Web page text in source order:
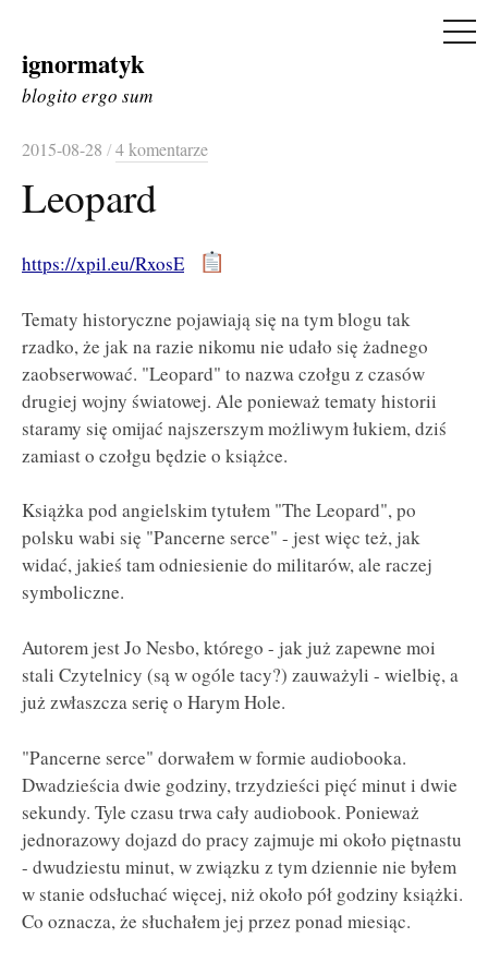
Skip
to
ignormatyk
blogito ergo sum
2015-08-28 /4 komentarze
Leopard
https://xpil.eu/RxosE
Tematy historyczne pojawiają się na tym blogu tak
rzadko, że jak na razie nikomu nie udało się żadnego
zaobserwować. "Leopard" to nazwa czołgu z czasów
drugiej wojny światowej. Ale ponieważ tematy historii
staramy się omijać najszerszym możliwym łukiem, dziś
zamiast o czołgu będzie o książce.
Książka pod angielskim tytułem "The Leopard", po
polsku wabi się "Pancerne serce" - jest więc też, jak
widać, jakieś tam odniesienie do militarów, ale raczej
symboliczne.
Autorem jest Jo Nesbo, którego - jak już zapewne moi
stali Czytelnicy (są w ogóle tacy?) zauważyli - wielbię, a
już zwłaszcza serię o Harym Hole.
"Pancerne serce" dorwałem w formie audiobooka.
Dwadzieścia dwie godziny, trzydzieści pięć minut i dwie
sekundy. Tyle czasu trwa cały audiobook. Ponieważ
jednorazowy dojazd do pracy zajmuje mi około piętnastu
- dwudziestu minut, w związku z tym dziennie nie byłem
w stanie odsłuchać więcej, niż około pół godziny książki.
Co oznacza, że słuchałem jej przez ponad miesiąc.